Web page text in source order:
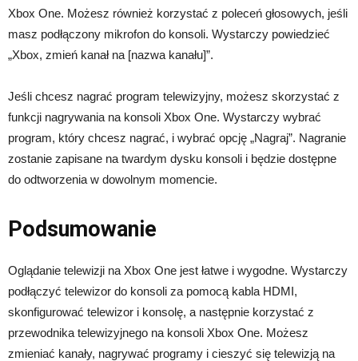
Xbox One. Możesz również korzystać z poleceń głosowych, jeśli
masz podłączony mikrofon do konsoli. Wystarczy powiedzieć
„Xbox, zmień kanał na [nazwa kanału]”.
Jeśli chcesz nagrać program telewizyjny, możesz skorzystać z
funkcji nagrywania na konsoli Xbox One. Wystarczy wybrać
program, który chcesz nagrać, i wybrać opcję „Nagraj”. Nagranie
zostanie zapisane na twardym dysku konsoli i będzie dostępne
do odtworzenia w dowolnym momencie.
Podsumowanie
Oglądanie telewizji na Xbox One jest łatwe i wygodne. Wystarczy
podłączyć telewizor do konsoli za pomocą kabla HDMI,
skonfigurować telewizor i konsolę, a następnie korzystać z
przewodnika telewizyjnego na konsoli Xbox One. Możesz
zmieniać kanały, nagrywać programy i cieszyć się telewizją na